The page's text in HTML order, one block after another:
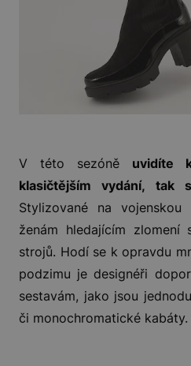
V této sezóně uvidíte
klasičtějším vydání, tak
Stylizované na
ženám hledajícím zlomení
strojů. Hodí se k opravdu
podzimu je designéři
sestavám, jako jsou
či monochromatické kabáty.